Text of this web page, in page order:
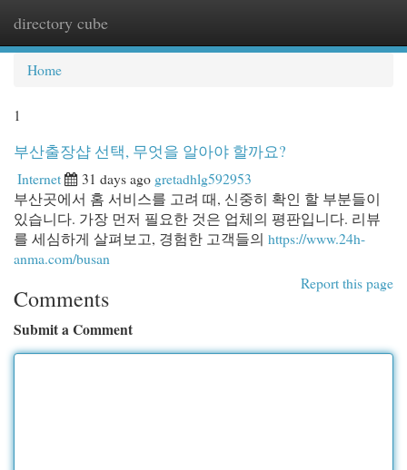
directory cube
Home
1
부산출장샵 선택, 무엇을 알아야 할까요?
Internet 31 days ago gretadhlg592953
부산곳에서 홈 서비스를 고려 때, 신중히 확인 할 부분들이
있습니다. 가장 먼저 필요한 것은 업체의 평판입니다. 리뷰
를 세심하게 살펴보고, 경험한 고객들의 https://www.24h-
anma.com/busan
Report this page
Comments
Submit a Comment